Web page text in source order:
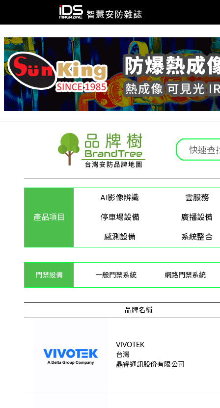
產品項目
AI影像辨識
雲服務
停車場設備
廣播設備
感測設備
系統整合
門禁設備 一般門禁系統 網路門禁系統
品牌名稱
VIVOTEK
台灣
晶睿通訊股份有限公司